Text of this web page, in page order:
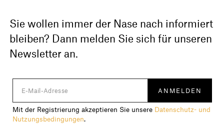
Sie wollen immer der Nase nach informiert
bleiben? Dann melden Sie sich für unseren
Newsletter an.
Mit der Registrierung akzeptieren Sie unsere Datenschutz- und
Nutzungsbedingungen.